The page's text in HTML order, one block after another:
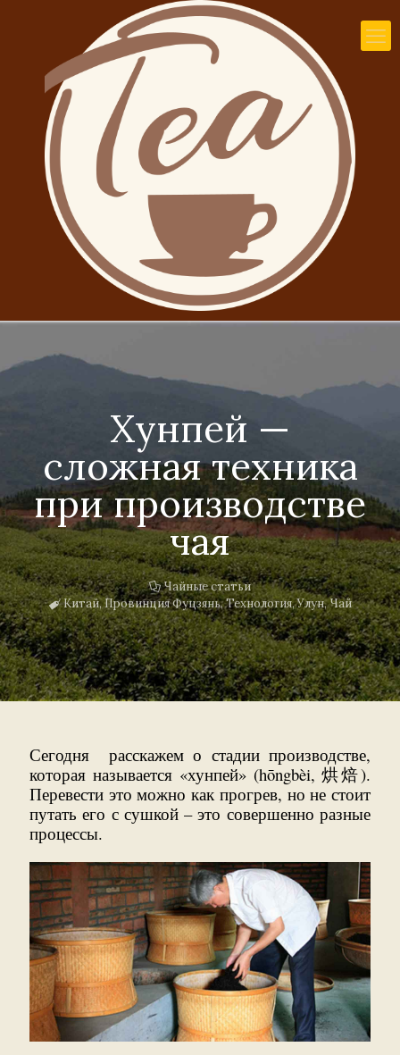
Хунпей —
сложная техника
при производстве
чая
Чайные статьи
Китай,Провинция Фуцзянь,Технология,Улун,Чай
Сегодня расскажем о стадии производстве,
которая называется «хунпей» (hōngbèi, 烘焙).
Перевести это можно как прогрев, но не стоит
путать его с сушкой – это совершенно разные
процессы.